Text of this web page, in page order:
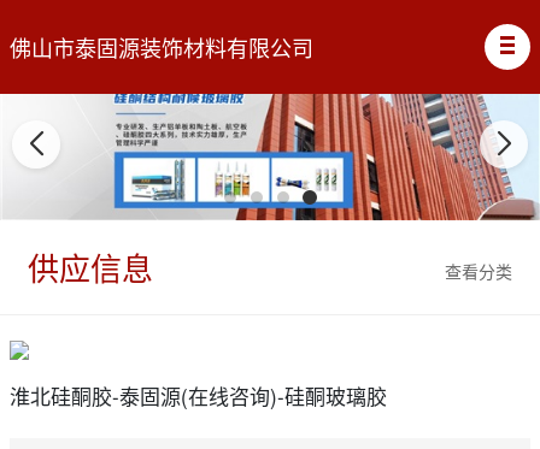
佛山市泰固源装饰材料有限公司
查看分类
供应信息
淮北硅酮胶-泰固源(在线咨询)-硅酮玻璃胶